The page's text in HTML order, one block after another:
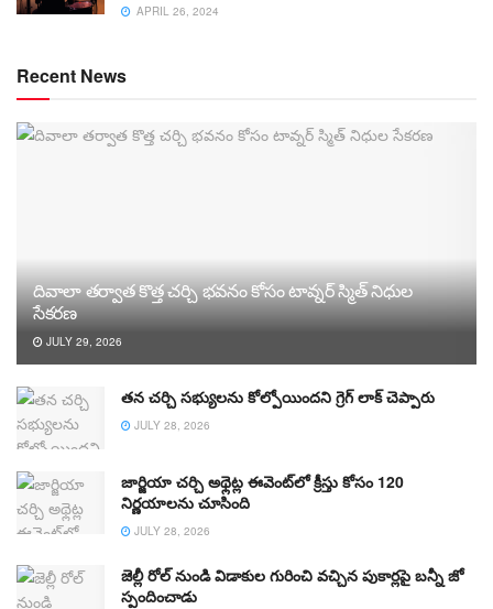
APRIL 26, 2024
Recent News
దివాలా తర్వాత కొత్త చర్చి భవనం కోసం టావ్నర్ స్మిత్ నిధుల
సేకరణ
JULY 29, 2026
తన చర్చి సభ్యులను కోల్పోయిందని గ్రెగ్ లాక్ చెప్పారు
JULY 28, 2026
జార్జియా చర్చి అథ్లెట్ల ఈవెంట్‌లో క్రీస్తు కోసం 120
నిర్ణయాలను చూసింది
JULY 28, 2026
జెల్లీ రోల్ నుండి విడాకుల గురించి వచ్చిన పుకార్లపై బన్నీ జో
స్పందించాడు